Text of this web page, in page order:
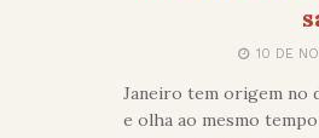
10 DE
Janeiro tem origem no
e olha ao mesmo